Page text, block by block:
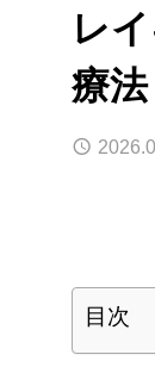
レ
療法
目次